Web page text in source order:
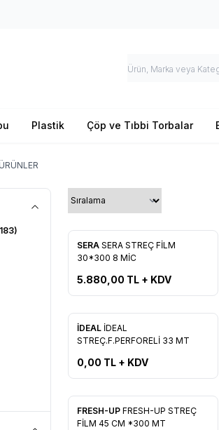
Plastik Çöp ve Tıbbi Torbalar
Yeni
Favorilere Ekle
SERA SERA STREÇ FİLM
30*300 8 MİC
5.880,00 TL + KDV
Yeni
Favorilere Ekle
Tükendi
İDEAL İDEAL
STREÇ.F.PERFORELİ 33 MT
0,00 TL + KDV
Favorilere Ekle
FRESH-UP FRESH-UP STREÇ
FİLM 45 CM *300 MT